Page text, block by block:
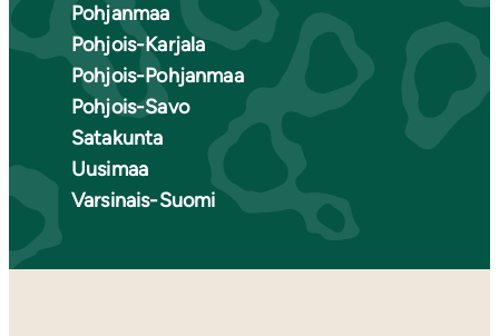
Pohjanmaa
Pohjois-Karjala
Pohjois-Pohjanmaa
Pohjois-Savo
Satakunta
Uusimaa
Varsinais-Suomi